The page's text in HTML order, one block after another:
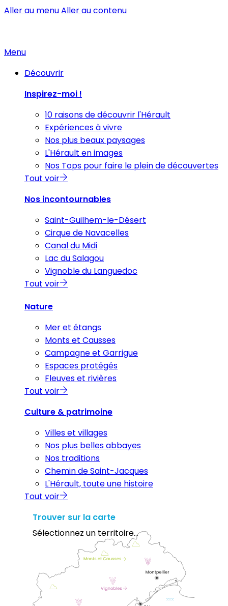
Aller au menuAller au contenu
Menu
Découvrir
Inspirez-moi !
10 raisons de découvrir l'Hérault
Expériences à vivre
Nos plus beaux paysages
L'Hérault en images
Nos Tops pour faire le plein de découvertes
Tout voir
Nos incontournables
Saint-Guilhem-le-Désert
Cirque de Navacelles
Canal du Midi
Lac du Salagou
Vignoble du Languedoc
Tout voir
Nature
Mer et étangs
Monts et Causses
Campagne et Garrigue
Espaces protégés
Fleuves et rivières
Tout voir
Culture & patrimoine
Villes et villages
Nos plus belles abbayes
Nos traditions
Chemin de Saint-Jacques
L'Hérault, toute une histoire
Tout voir
Trouver sur la carte
Sélectionnez un territoire...